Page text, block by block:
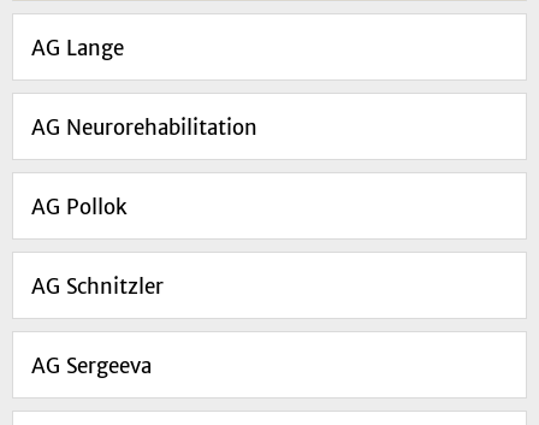
AG Lange
AG Neurorehabilitation
AG Pollok
AG Schnitzler
AG Sergeeva